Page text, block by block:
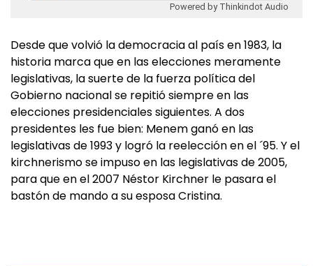
Powered by Thinkindot Audio
Desde que volvió la democracia al país en 1983, la
historia marca que en las elecciones meramente
legislativas, la suerte de la fuerza política del
Gobierno nacional se repitió siempre en las
elecciones presidenciales siguientes. A dos
presidentes les fue bien: Menem ganó en las
legislativas de 1993 y logró la reelección en el ´95. Y el
kirchnerismo se impuso en las legislativas de 2005,
para que en el 2007 Néstor Kirchner le pasara el
bastón de mando a su esposa Cristina.